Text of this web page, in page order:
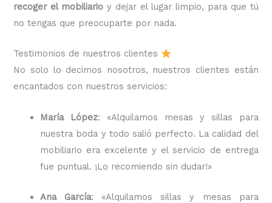
recoger el mobiliario y dejar el lugar limpio, para que tú
no tengas que preocuparte por nada.
Testimonios de nuestros clientes
No solo lo decimos nosotros, nuestros clientes están
encantados con nuestros servicios:
María López: «Alquilamos mesas y sillas para
nuestra boda y todo salió perfecto. La calidad del
mobiliario era excelente y el servicio de entrega
fue puntual. ¡Lo recomiendo sin dudar!»
Ana García: «Alquilamos sillas y mesas para